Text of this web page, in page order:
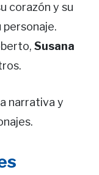
corazón y su
personaje.
Susana
narrativa y